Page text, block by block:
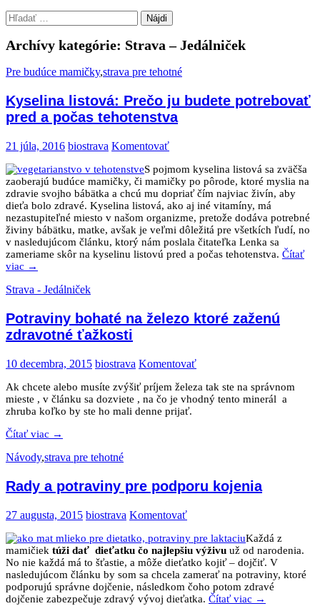
Hľadať:
Archívy kategórie: Strava – Jedálniček
Pre budúce mamičky,strava pre tehotné
Kyselina listová: Prečo ju budete potrebovať
pred a počas tehotenstva
21 júla, 2016 biostrava Komentovať
S pojmom kyselina listová sa zväčša
zaoberajú budúce mamičky, či mamičky po pôrode, ktoré myslia na
zdravie svojho bábätka a chcú mu dopriať čím najviac živín, aby
dieťa bolo zdravé. Kyselina listová, ako aj iné vitamíny, má
nezastupiteľné miesto v našom organizme, pretože dodáva potrebné
živiny bábätku, matke, avšak je veľmi dôležitá pre všetkích ľudí, no
v nasledujúcom článku, ktorý nám poslala čitateľka Lenka sa
zameriame skôr na kyselinu listovú pred a počas tehotenstva. Čítať
viac →
Strava - Jedálniček
Potraviny bohaté na železo ktoré zaženú
zdravotné ťažkosti
10 decembra, 2015 biostrava Komentovať
Ak chcete alebo musíte zvýšiť príjem železa tak ste na správnom
mieste , v článku sa dozviete , na čo je vhodný tento minerál a
zhruba koľko by ste ho mali denne prijať.
Čítať viac →
Návody,strava pre tehotné
Rady a potraviny pre podporu kojenia
27 augusta, 2015 biostrava Komentovať
Každá z
mamičiek túži dať dieťatku čo najlepšiu výživu už od narodenia.
No nie každá má to šťastie, a môže dieťatko kojiť – dojčiť. V
nasledujúcom článku by som sa chcela zamerať na potraviny, ktoré
podporujú správne dojčenie, následkom čoho potom zdravé
dojčenie zabezpečuje zdravý vývoj dieťatka. Čítať viac →